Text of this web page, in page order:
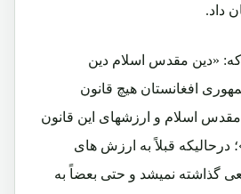
داد.
«دین مقدس اسلام دین
افغانستان هیچ قانون
اسلام و ارزشهای این قانون
درحالیکه قبلاً به ارزش های
گذاشته نمیشد و حتی بعضاً به